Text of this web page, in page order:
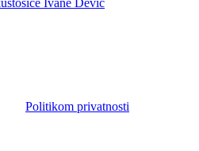
Ivane Dević
Politikom privatnosti